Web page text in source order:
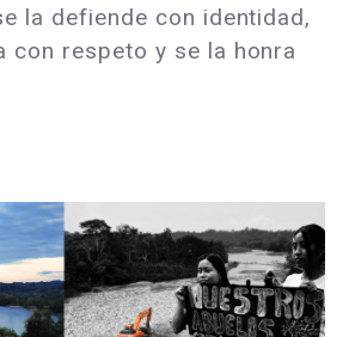
la defiende con identidad,
con respeto y se la honra